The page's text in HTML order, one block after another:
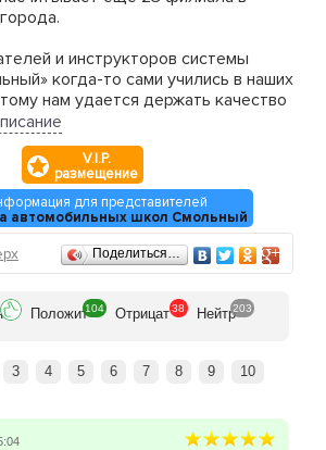
и инструкторов системы
когда-то сами учились в наших
нам удается держать качество
уровне уже долгие годы.
выбирают для себя многие
страны, т.к. уверены в качестве
обучения. И это правильно.
автошколы «Смольный»
в любом удобном для клиента
одинаково хорошее.
V.I.P.
размещение
для представителей
автомобильных школ Смольный
Поделиться…
Положит104 Отрицат 38 Нейтр203
3 4 5 6 7 8 9
10